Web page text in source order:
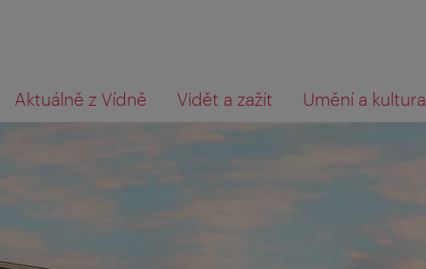
na
procházení
k obsahu
Aktuálně z Vídně Vidět a zažít Umění a kultura
Co
hledáte?